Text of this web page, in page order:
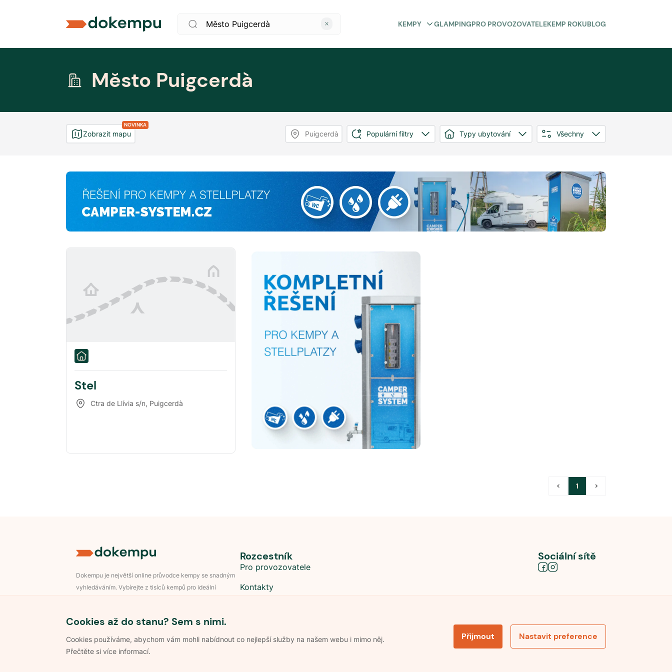
KEMPY GLAMPINGPRO PROVOZOVATELEKEMP ROKUBLOG
Město Puigcerdà
NOVINKA
Zobrazit mapu Puigcerdà Populární filtry Typy ubytování Všechny
Stel
Ctra de Llívia s/n, Puigcerdà
< 1 >
Cookies až do stanu? Sem s nimi.
Cookies používáme, abychom vám mohli nabídnout co nejlepší služby na našem webu i mimo něj.
Přečtěte si více informací.
Přijmout Nastavit preference
Dokempu je největší online průvodce kempy se snadným
vyhledáváním. Vybírejte z tisíců kempů pro ideální
Rozcestník
Pro provozovatele
Kontakty
Sociální sítě